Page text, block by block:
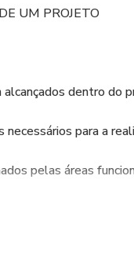
UM PROJETO
dentro do
para a
pelas áreas
e de terceiros.